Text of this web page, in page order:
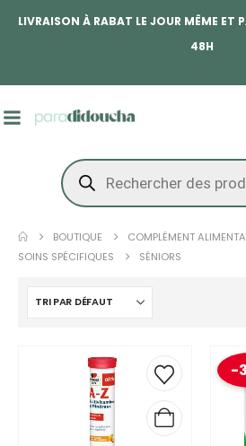
LIVRAISON À RABAT LE JOUR MÊME
48H
BOUTIQUE
COMPLÉMENT
SOINS SPÉCIFIQUES
SÉNIORS
-